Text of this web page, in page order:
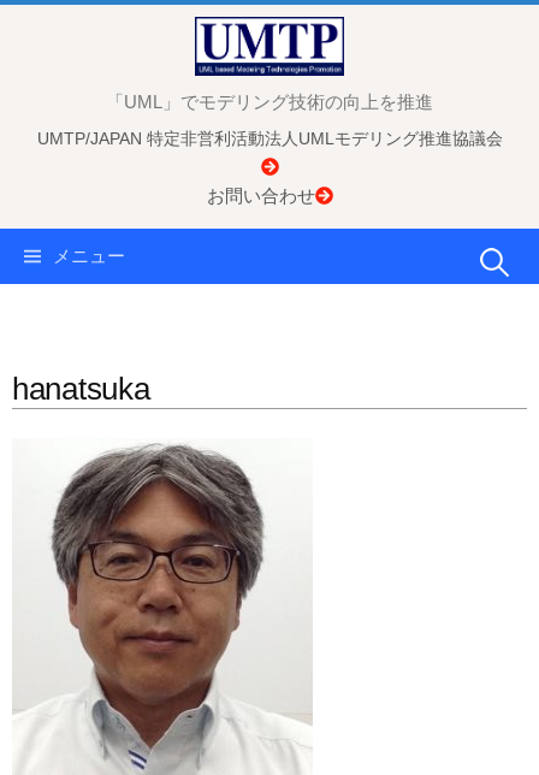
「UML」でモデリング技術の向上を推進
UMTP/JAPAN 特定非営利活動法人UMLモデリング推進協議会
お問い合わせ
メニュー 検
hanatsuka